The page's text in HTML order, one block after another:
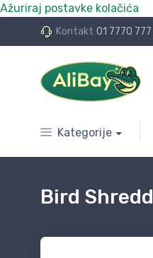
Ažuriraj postavke kolačića
Kontakt 01 7770 777
24 rate bez kamata
Kategorije
Bird